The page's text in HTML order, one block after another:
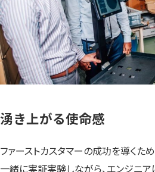
湧き上がる使命感
ファーストカスタマーの成功を導くた
一緒に実証実験しながら、エンジニア